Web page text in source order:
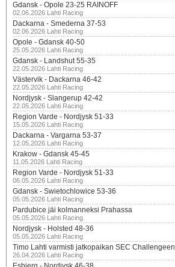
Gdansk - Opole 23-25 RAINOFF
02.06.2026 Lahti Racing
Dackarna - Smederna 37-53
02.06.2026 Lahti Racing
Opole - Gdansk 40-50
25.05.2026 Lahti Racing
Gdansk - Landshut 55-35
22.05.2026 Lahti Racing
Västervik - Dackarna 46-42
22.05.2026 Lahti Racing
Nordjysk - Slangerup 42-42
22.05.2026 Lahti Racing
Region Varde - Nordjysk 51-33
15.05.2026 Lahti Racing
Dackarna - Vargarna 53-37
12.05.2026 Lahti Racing
Krakow - Gdansk 45-45
11.05.2026 Lahti Racing
Region Varde - Nordjysk 51-33
06.05.2026 Lahti Racing
Gdansk - Swietochlowice 53-36
05.05.2026 Lahti Racing
Pardubice jäi kolmanneksi Prahassa
05.05.2026 Lahti Racing
Nordjysk - Holsted 48-36
05.05.2026 Lahti Racing
Timo Lahti varmisti jatkopaikan SEC Challengeen
26.04.2026 Lahti Racing